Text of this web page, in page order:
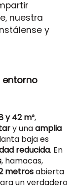
nuestra
y
entorno
y 42 m²,
y unaamplia
baja es
reducida. En
, hamacas,
metrosabierta
un verdadero